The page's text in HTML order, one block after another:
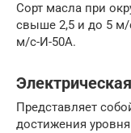
Сорт масла при
свыше 2,5 и до 5
м/с-И-50А.
Представляет
достижения